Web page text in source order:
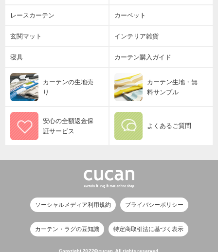
レースカーテン カーペット
玄関マット インテリア雑貨
寝具 カーテン購入ガイド
カーテンの生地売
り
カーテン生地・無
料サンプル
安心の全額返金保
証サービス
よくあるご質問
ソーシャルメディア利用規約 プライバシーポリシー
カーテン・ラグの豆知識 特定商取引法に基づく表示
Copyright 2022©cucan. All rights reserved.